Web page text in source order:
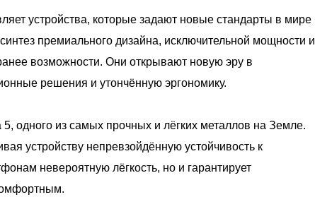
устройства, которые задают новые стандарты в мире
премиального дизайна, исключительной мощности и
возможности. Они открывают новую эру в
решения и утончённую эргономику.
одного из самых прочных и лёгких металлов на Земле.
устройству непревзойдённую устойчивость к
невероятную лёгкость, но и гарантирует